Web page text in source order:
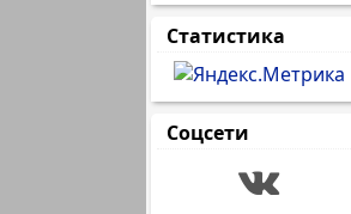
Статистика
Соцсети